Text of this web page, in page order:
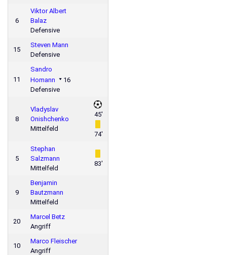
6
Viktor Albert
Balaz
Defensive
15
Steven Mann
Defensive
11
Sandro
Homann
16
Defensive
8
Vladyslav
Onishchenko
Mittelfeld
45'
74'
5
Stephan
Salzmann
Mittelfeld
83'
9
Benjamin
Bautzmann
Mittelfeld
20
Marcel Betz
Angriff
10
Marco Fleischer
Angriff